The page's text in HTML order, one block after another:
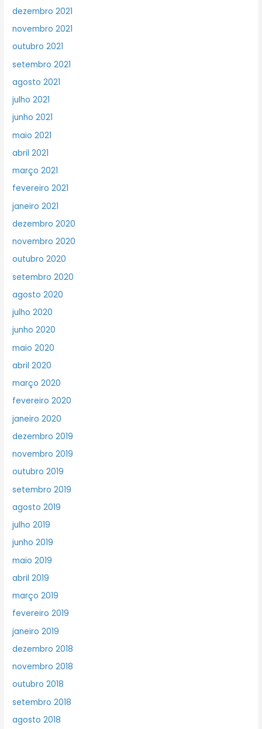
dezembro 2021
novembro 2021
outubro 2021
setembro 2021
agosto 2021
julho 2021
junho 2021
maio 2021
abril 2021
março 2021
fevereiro 2021
janeiro 2021
dezembro 2020
novembro 2020
outubro 2020
setembro 2020
agosto 2020
julho 2020
junho 2020
maio 2020
abril 2020
março 2020
fevereiro 2020
janeiro 2020
dezembro 2019
novembro 2019
outubro 2019
setembro 2019
agosto 2019
julho 2019
junho 2019
maio 2019
abril 2019
março 2019
fevereiro 2019
janeiro 2019
dezembro 2018
novembro 2018
outubro 2018
setembro 2018
agosto 2018